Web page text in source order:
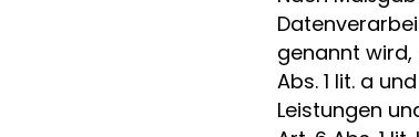
genannt wird,
Abs. 1 lit. a
Leistungen